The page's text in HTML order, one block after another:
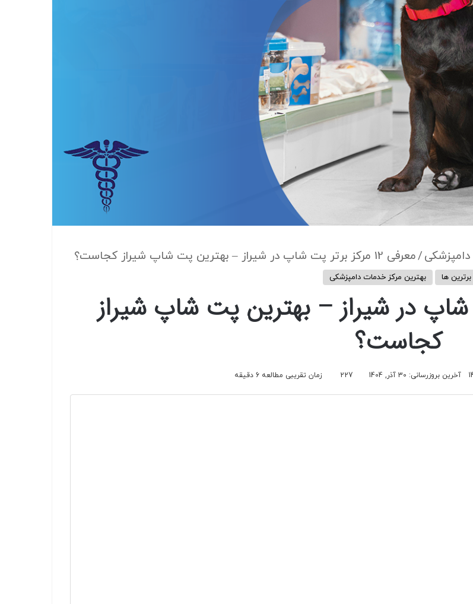
/معرفی 12 مرکز برتر پت شاپ در شیراز – بهترین پت شاپ شیراز کجاست؟
برترین ها بهترین مرکز خدمات دامپزشکی
پت شاپ در شیراز – بهترین پت شاپ شیراز
کجاست؟
آخرین بروزرسانی: 30 آذر, 1404 227 زمان تقریبی مطالعه 6 دقیقه